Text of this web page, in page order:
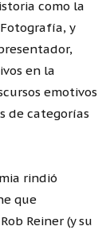
como la
y
en la
emotivos
de categorías
rindió
que
Reiner (y su